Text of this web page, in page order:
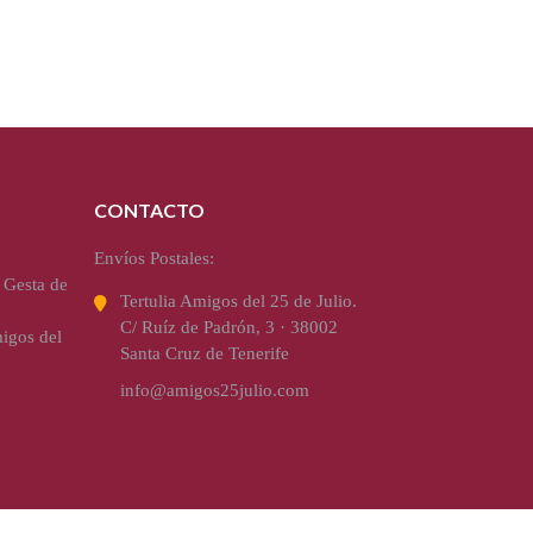
de
del
CONTACTO
Envíos Postales:
Tertulia Amigos del 25 de Julio.
C/ Ruíz de Padrón, 3 · 38002
Santa Cruz de Tenerife
info@amigos25julio.com